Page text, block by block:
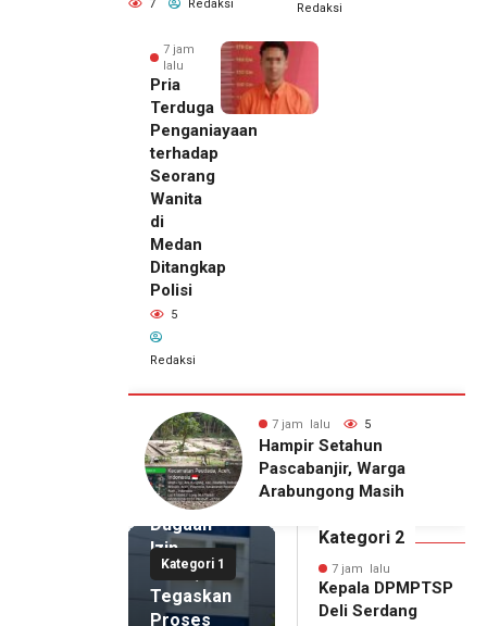
7 Redaksi Redaksi
7 jam
lalu
Pria
Terduga
Penganiayaan
terhadap
Seorang
Wanita
di
Medan
Ditangkap
Polisi
5
Redaksi
7 jam lalu 5
Pria Terduga
Penganiayaan terhadap
Seorang Wanita di
Kategori 1
7 jam lalu
Deli
Serdang
Bantah
Terlibat
Dugaan
Izin
Palsu,
Tegaskan
Proses
Kategori 2
7 jam lalu
Kepala DPMPTSP
Deli Serdang